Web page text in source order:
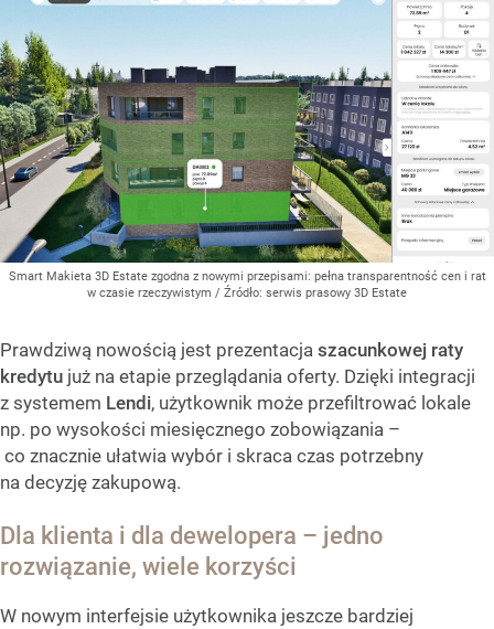
Smart Makieta 3D Estate zgodna z nowymi przepisami: pełna transparentność cen i rat
w czasie rzeczywistym / Źródło: serwis prasowy 3D Estate
Prawdziwą nowością jest prezentacja szacunkowej raty
kredytu już na etapie przeglądania oferty. Dzięki integracji
z systemem Lendi, użytkownik może przefiltrować lokale
np. po wysokości miesięcznego zobowiązania –
co znacznie ułatwia wybór i skraca czas potrzebny
na decyzję zakupową.
Dla klienta i dla dewelopera – jedno
rozwiązanie, wiele korzyści
W nowym interfejsie użytkownika jeszcze bardziej